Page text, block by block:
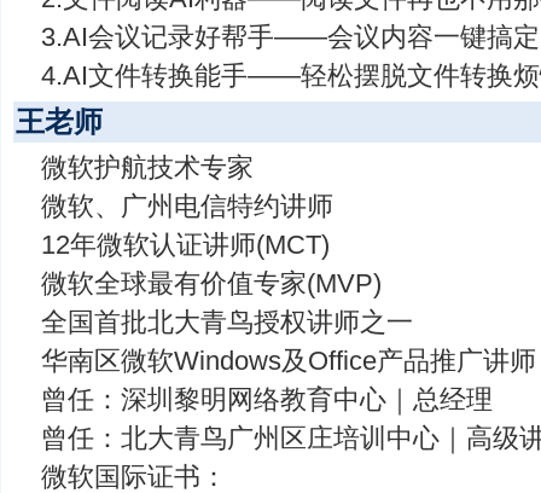
3.AI会议记录好帮手——会议内容一键搞定
4.AI文件转换能手——轻松摆脱文件转换
王老师
微软护航技术专家
微软、广州电信特约讲师
12年微软认证讲师(MCT)
微软全球最有价值专家(MVP)
全国首批北大青鸟授权讲师之一
华南区微软Windows及Office产品推广讲师
曾任：深圳黎明网络教育中心｜总经理
曾任：北大青鸟广州区庄培训中心｜高级
微软国际证书：